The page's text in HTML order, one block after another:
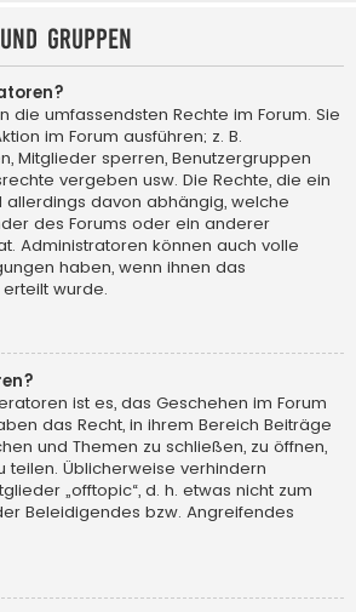
Gruppen
die umfassendsten Rechte im Forum. Sie
im Forum ausführen; z. B.
Mitglieder sperren, Benutzergruppen
vergeben usw. Die Rechte, die ein
allerdings davon abhängig, welche
des Forums oder ein anderer
Administratoren können auch volle
haben, wenn ihnen das
wurde.
ist es, das Geschehen im Forum
das Recht, in ihrem Bereich Beiträge
und Themen zu schließen, zu öffnen,
teilen. Üblicherweise verhindern
„offtopic“, d. h. etwas nicht zum
Beleidigendes bzw. Angreifendes